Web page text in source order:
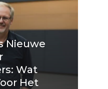
Nieuwe
Wat
Het